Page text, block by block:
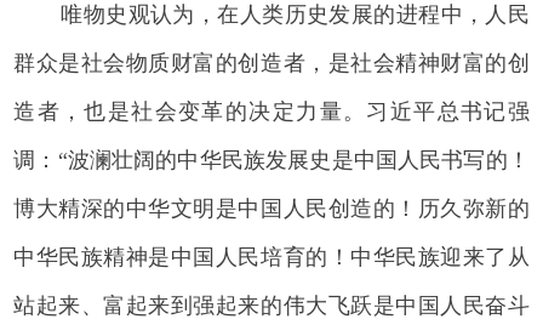
唯物史观认为，在人类历史发展的进程中，人民
群众是社会物质财富的创造者，是社会精神财富的创
造者，也是社会变革的决定力量。习近平总书记强
调：“波澜壮阔的中华民族发展史是中国人民书写的！
博大精深的中华文明是中国人民创造的！历久弥新的
中华民族精神是中国人民培育的！中华民族迎来了从
站起来、富起来到强起来的伟大飞跃是中国人民奋斗